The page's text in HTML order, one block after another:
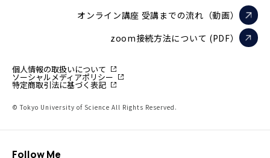
オンライン講座 受講までの流れ（動画）
zoom接続方法について (PDF）
個人情報の取扱いについて
ソーシャルメディアポリシー
特定商取引法に基づく表記
© Tokyo University of Science All Rights Reserved.
Follow Me